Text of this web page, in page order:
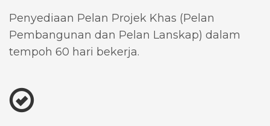
Penyediaan Pelan Projek Khas (Pelan
Pembangunan dan Pelan Lanskap) dalam
tempoh 60 hari bekerja.